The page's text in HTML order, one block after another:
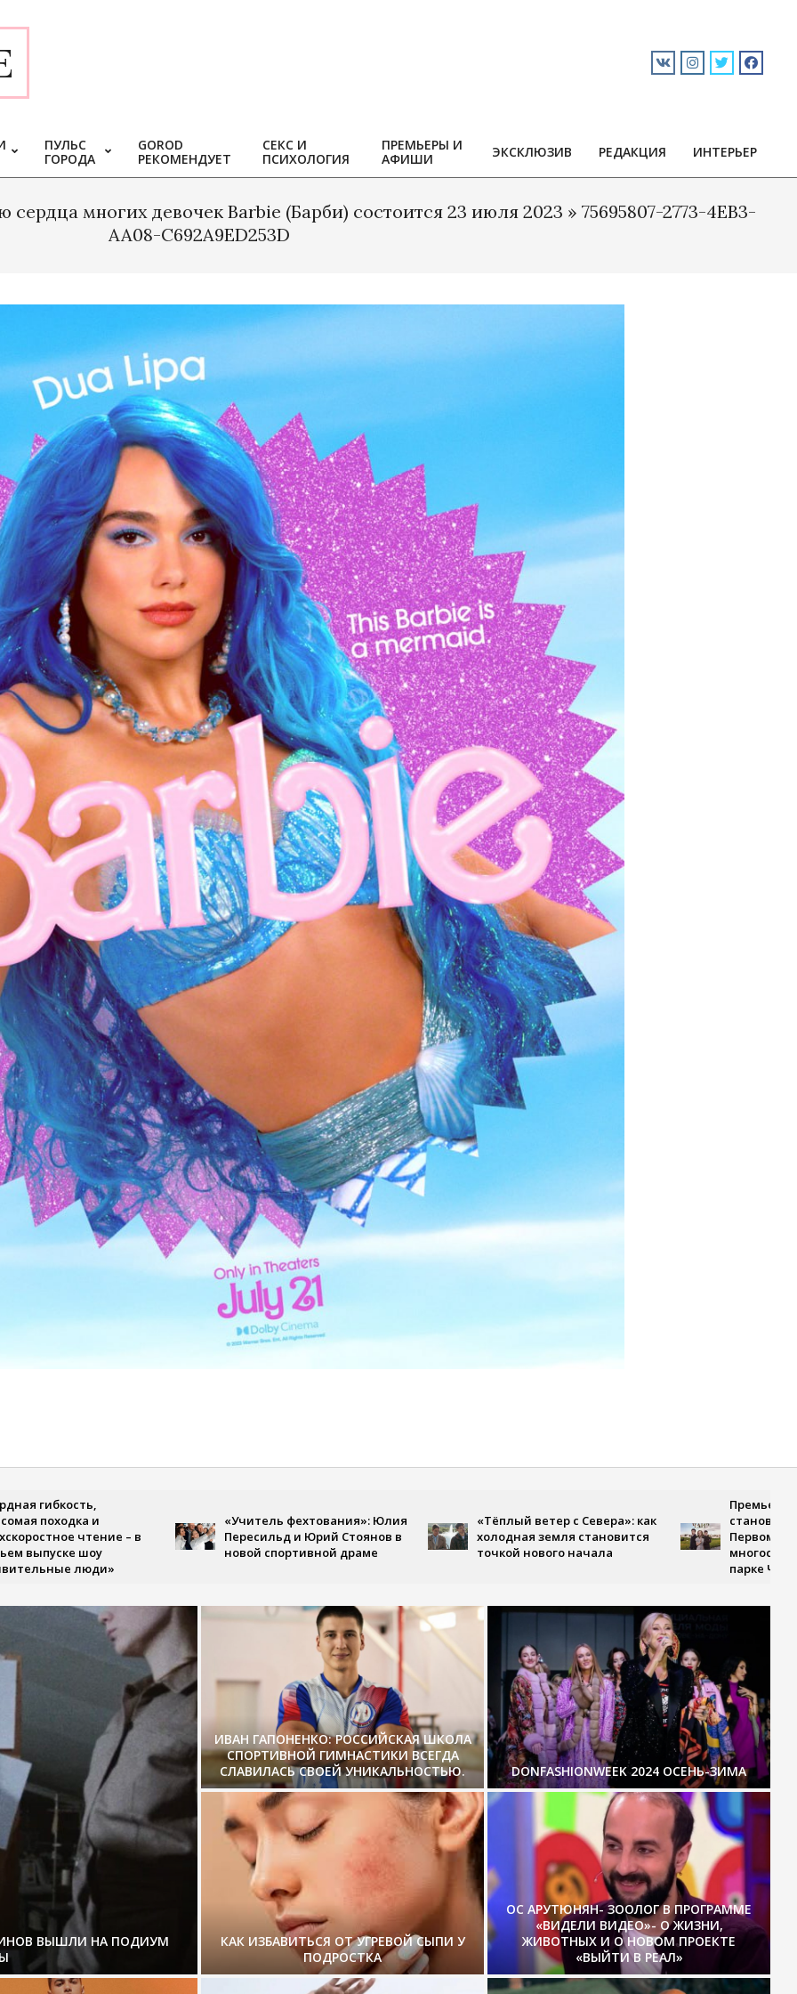
ПУЛЬС
ГОРОДА
GOROD
РЕКОМЕНДУЕТ
СЕКС И
ПСИХОЛОГИЯ
ПРЕМЬЕРЫ И
АФИШИ
ЭКСКЛЮЗИВ РЕДАКЦИЯ ИНТЕРЬЕР
многих девочек Barbie (Барби) состоится 23 июля 2023 » 75695807-2773-4EB3-
AA08-C692A9ED253D
и
чтение – в
шоу
люди»
«Учитель фехтования»: Юлия
Пересильд и Юрий Стоянов в
новой спортивной драме
«Тёплый ветер с Севера»: как
холодная земля становится
точкой нового начала
Премьера, где
становится
Первом канале
многосерийная
парке Чаир»
ВЫШЛИ НА ПОДИУМ
ИВАН ГАПОНЕНКО: РОССИЙСКАЯ ШКОЛА
СПОРТИВНОЙ ГИМНАСТИКИ ВСЕГДА
СЛАВИЛАСЬ СВОЕЙ УНИКАЛЬНОСТЬЮ.
DONFASHIONWEEK 2024 ОСЕНЬ-ЗИМА
КАК ИЗБАВИТЬСЯ ОТ УГРЕВОЙ СЫПИ У
ПОДРОСТКА
ОС АРУТЮНЯН- ЗООЛОГ В ПРОГРАММЕ
«ВИДЕЛИ ВИДЕО»- О ЖИЗНИ,
ЖИВОТНЫХ И О НОВОМ ПРОЕКТЕ
«ВЫЙТИ В РЕАЛ»